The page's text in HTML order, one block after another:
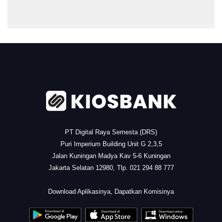
PT Digital Raya Semesta (DRS)
Puri Imperium Building Unit G 2,3,5
Jalan Kuningan Madya Kav 5-6 Kuningan
Jakarta Selatan 12980, Tlp. 021 294 88 777
Download Aplikasinya, Dapatkan Komisinya